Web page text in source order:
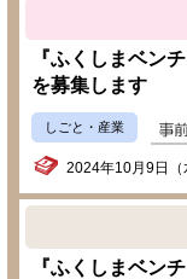
『ふくしまベン
を募集します
しごと・産業
2024年10月9日（
『ふくしまベン